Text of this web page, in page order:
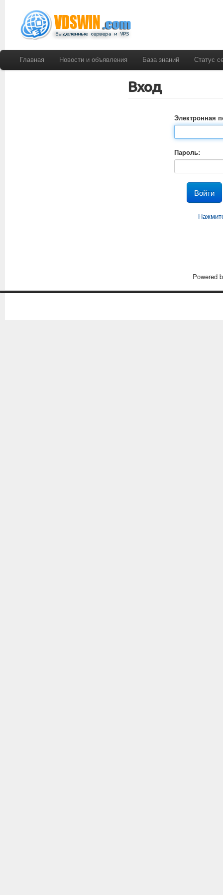
Главная Новости и объявления База знаний Статус
Вход
Электронная
Пароль:
Powered